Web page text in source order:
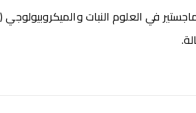
في العلوم النبات والميكروبيولوجي